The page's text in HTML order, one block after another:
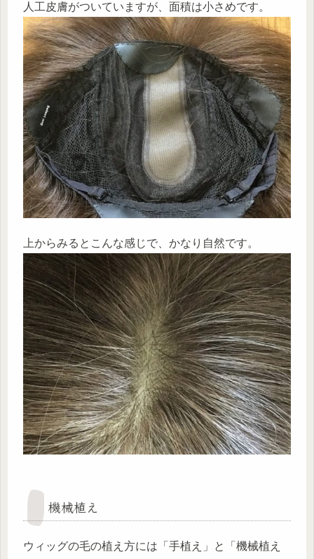
人工皮膚がついていますが、面積は小さめです。
上からみるとこんな感じで、かなり自然です。
機械植え
ウィッグの毛の植え方には「手植え」と「機械植え